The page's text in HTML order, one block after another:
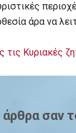
άρα να
Κυριακές
άρθρα σαν